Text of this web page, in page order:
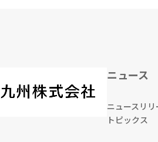
ニュース
ニュースリリ
トピックス